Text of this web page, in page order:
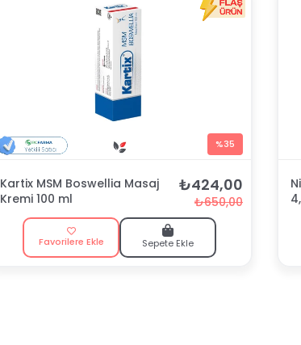
%35
Kartix MSM Boswellia Masaj
Kremi 100 ml
₺424,00
₺650,00
Favorilere Ekle Sepete Ekle